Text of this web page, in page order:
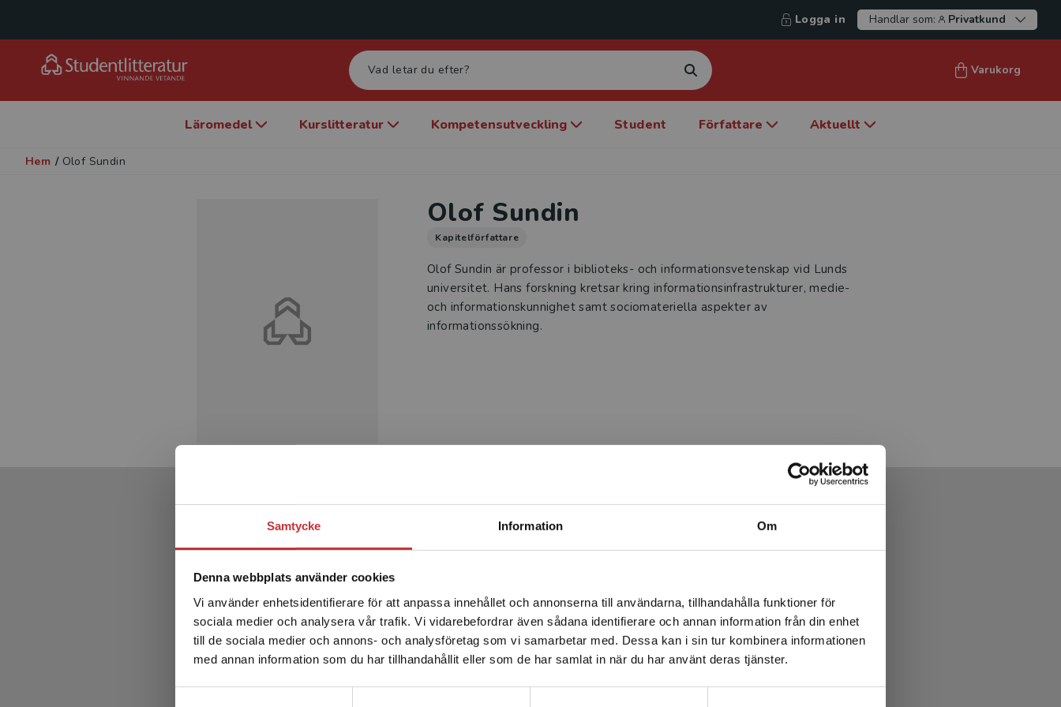
Samtycke Information Om
Denna webbplats använder cookies
Vi använder enhetsidentifierare för att anpassa innehållet och annonserna till användarna, tillhandahålla funktioner för
sociala medier och analysera vår trafik. Vi vidarebefordrar även sådana identifierare och annan information från din enhet
till de sociala medier och annons- och analysföretag som vi samarbetar med. Dessa kan i sin tur kombinera informationen
med annan information som du har tillhandahållit eller som de har samlat in när du har använt deras tjänster.
Begränsad fraktregion
Det verkar som att du besöker studentlitteratur.se via en
enhet utanför Sverige. Vi erbjuder inte leveranser utanför
Sverige. För att kunna slutföra ett köp måste
leveransadressen vara i Sverige.Läs mer
Logga in Handlar som: Privatkund
Varukorg
Läromedel Kurslitteratur Kompetensutveckling Student Författare Aktuellt
Hem / Olof Sundin
Olof Sundin
Kapitelförfattare
Olof Sundin är professor i biblioteks- och informationsvetenskap vid Lunds
universitet. Hans forskning kretsar kring informationsinfrastrukturer, medie-
och informationskunnighet samt sociomateriella aspekter av
informationssökning.
Produkter